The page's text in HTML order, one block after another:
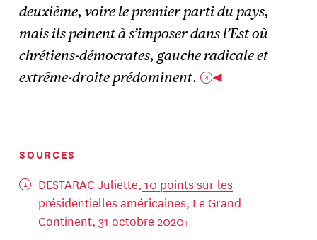
deuxième, voire le premier parti du pays,
mais ils peinent à s’imposer dans l’Est où
chrétiens-démocrates, gauche radicale et
extrême-droite prédominent. 4
SOURCES
DESTARAC Juliette, 10 points sur les
présidentielles américaines, Le Grand
Continent, 31 octobre 2020